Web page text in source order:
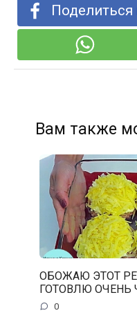
Поделиться
Вам также
ОБОЖАЮ ЭТОТ
ГОТОВЛЮ ОЧЕНЬ
0